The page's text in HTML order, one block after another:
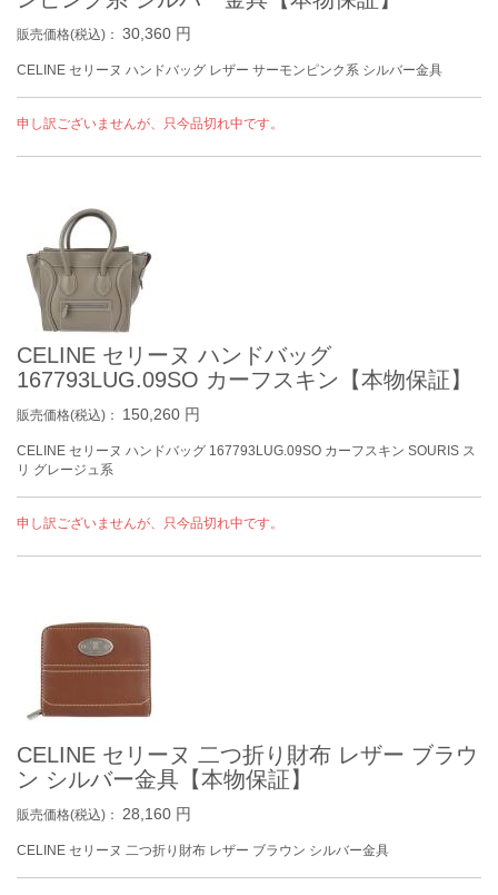
販売価格(税込)： 30,360 円
CELINE セリーヌ ハンドバッグ レザー サーモンピンク系 シルバー金具
申し訳ございませんが、只今品切れ中です。
CELINE セリーヌ ハンドバッグ
167793LUG.09SO カーフスキン【本物保証】
販売価格(税込)： 150,260 円
CELINE セリーヌ ハンドバッグ 167793LUG.09SO カーフスキン SOURIS ス
リ グレージュ系
申し訳ございませんが、只今品切れ中です。
CELINE セリーヌ 二つ折り財布 レザー ブラウ
ン シルバー金具【本物保証】
販売価格(税込)： 28,160 円
CELINE セリーヌ 二つ折り財布 レザー ブラウン シルバー金具